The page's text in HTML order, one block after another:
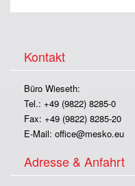
Kontakt
Büro Wieseth:
Tel.: +49 (9822) 8285-0
Fax: +49 (9822) 8285-20
E-Mail: office@mesko.eu
Adresse & Anfahrt